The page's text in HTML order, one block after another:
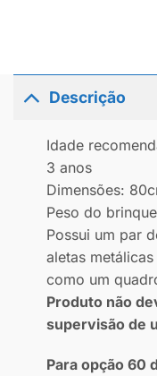
Descrição
Idade
3 anos
Dimensões:
Peso do
Possui um par
aletas
como um
Produto não
supervisão de
Para opção 60